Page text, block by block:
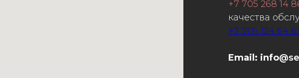
+7 705 268 14
качества
+7 705 124 64
Email: info